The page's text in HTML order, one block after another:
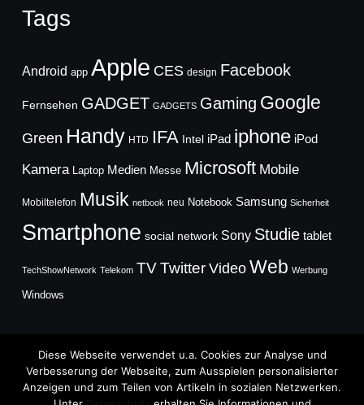
Tags
Android app Apple CES design Facebook
Fernsehen GADGET GADGETS Gaming Google
Green Handy HTD IFA Intel iPad iphone iPod
Kamera Laptop Medien Messe Microsoft Mobile
Mobiltelefon Musik netbook neu Notebook Samsung Sicherheit
Smartphone social network Sony Studie tablet
TechShowNetwork Telekom TVTwitter Video Web Werbung
Windows
Copyright © 2026
Diese Webseite verwendet u.a. Cookies zur Analyse und
Verbesserung der Webseite, zum Ausspielen personalisierter
Anzeigen und zum Teilen von Artikeln in sozialen Netzwerken.